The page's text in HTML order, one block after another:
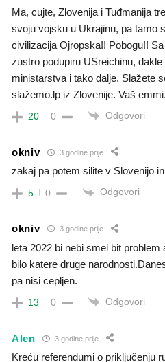
Ma, cujte, Zlovenija i Tuđmanija
svoju vojsku u Ukrajinu, pa tamo
civilizacija Ojropska!! Pobogu!!
zustro podupiru USreichinu,
ministarstva i tako dalje. Slažete
slažemo.lp iz Zlovenije. Vaš emmi.
20 0 Odgovori
okniv 3 godine prije
zakaj pa potem silite v Slovenijo
5 0 Odgovori
okniv 3 godine prije
leta 2022 bi nebi smel bit
bilo katere druge
pa nisi cepljen.
13 0 Odgovori
Alen 3 godine prije
Kreću referendumi o priključenju